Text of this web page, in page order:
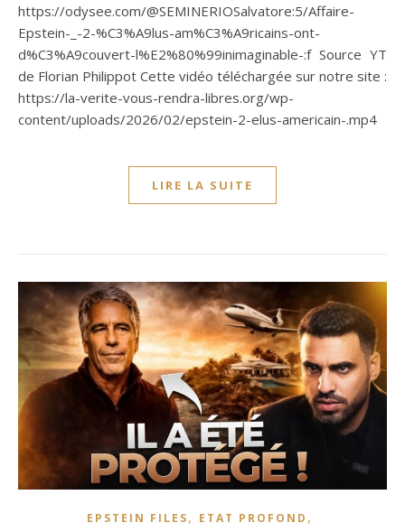
https://odysee.com/@SEMINERIOSalvatore:5/Affaire-
Epstein-_-2-%C3%A9lus-am%C3%A9ricains-ont-
d%C3%A9couvert-l%E2%80%99inimaginable-:f Source YT
de Florian Philippot Cette vidéo téléchargée sur notre site :
https://la-verite-vous-rendra-libres.org/wp-
content/uploads/2026/02/epstein-2-elus-americain-.mp4
LIRE LA SUITE
EPSTEIN FILES, ETAT PROFOND ,